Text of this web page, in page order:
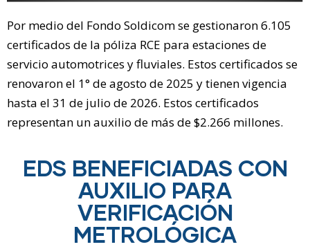
Por medio del Fondo Soldicom se gestionaron 6.105
certificados de la póliza RCE para estaciones de
servicio automotrices y fluviales. Estos certificados se
renovaron el 1° de agosto de 2025 y tienen vigencia
hasta el 31 de julio de 2026. Estos certificados
representan un auxilio de más de $2.266 millones.
EDS BENEFICIADAS CON
AUXILIO PARA
VERIFICACIÓN
METROLÓGICA